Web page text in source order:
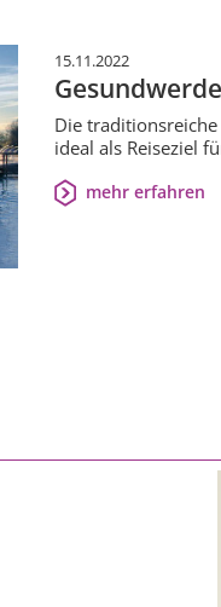
15.11.2022
Die
ideal als Reiseziel
mehr erfahren